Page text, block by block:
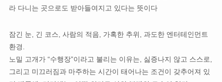
라 다니는 곳으로도 받아들여지고 있다는 뜻이다
잠긴 눈, 긴 코스, 사람의 적음, 가혹한 추위, 과도한 엔터테인먼트
환경.
노밀 고개가 “수행장”이라고 불리는 이유는, 싫증나지 않고 스스로,
그리고 미끄러짐과 마주하는 시간이 태어나는 조건이 갖추어져 있